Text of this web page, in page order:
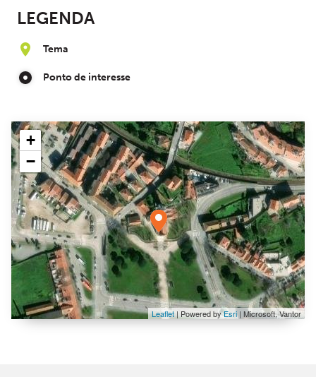
LEGENDA
Tema
Ponto de interesse
+
−
Leaflet | Powered byEsri| Microsoft, Vantor